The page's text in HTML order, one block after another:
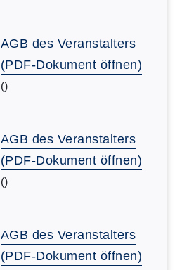
AGB des Veranstalters
(PDF-Dokument öffnen)
()
AGB des Veranstalters
(PDF-Dokument öffnen)
()
AGB des Veranstalters
(PDF-Dokument öffnen)